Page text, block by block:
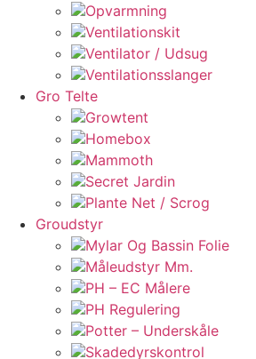
Opvarmning
Ventilationskit
Ventilator / Udsug
Ventilationsslanger
Gro Telte
Growtent
Homebox
Mammoth
Secret Jardin
Plante Net / Scrog
Groudstyr
Mylar Og Bassin Folie
Måleudstyr Mm.
PH – EC Målere
PH Regulering
Potter – Underskåle
Skadedyrskontrol